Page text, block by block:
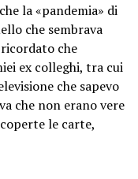
la «pandemia» di
che sembrava
che
ex colleghi, tra cui
che sapevo
che non erano vere
le carte,